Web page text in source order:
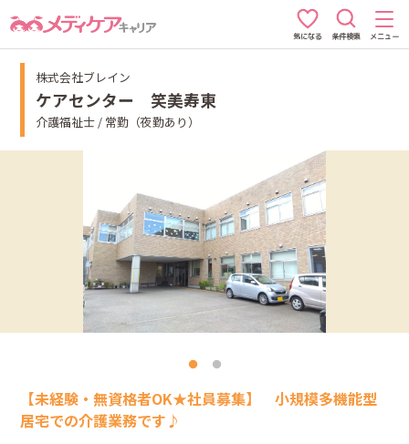
気になる 条件検索 メニュー
株式会社ブレイン
ケアセンター 笑美寿東
介護福祉士 / 常勤（夜勤あり）
【未経験・無資格者OK★社員募集】 小規模多機能型
居宅での介護業務です♪